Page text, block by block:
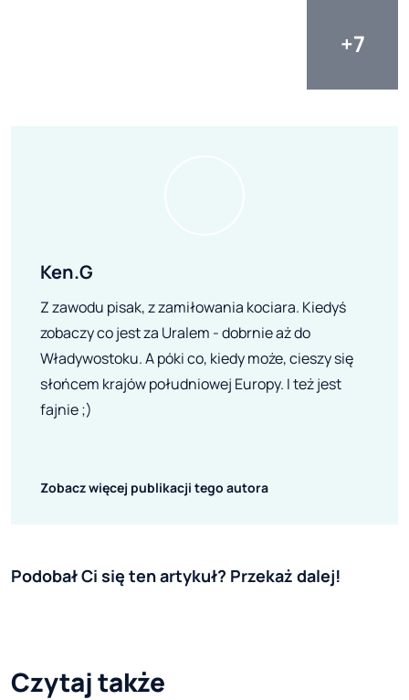
Ken.G
Z zawodu pisak, z zamiłowania kociara. Kiedyś
zobaczy co jest za Uralem - dobrnie aż do
Władywostoku. A póki co, kiedy może, cieszy się
słońcem krajów południowej Europy. I też jest
fajnie ;)
Zobacz więcej publikacji tego autora
Podobał Ci się ten artykuł? Przekaż dalej!
Czytaj także